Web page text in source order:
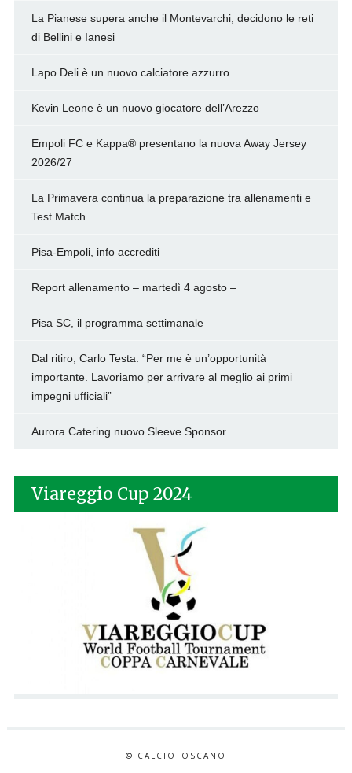
La Pianese supera anche il Montevarchi, decidono le reti
di Bellini e Ianesi
Lapo Deli è un nuovo calciatore azzurro
Kevin Leone è un nuovo giocatore dell’Arezzo
Empoli FC e Kappa® presentano la nuova Away Jersey
2026/27
La Primavera continua la preparazione tra allenamenti e
Test Match
Pisa-Empoli, info accrediti
Report allenamento – martedì 4 agosto –
Pisa SC, il programma settimanale
Dal ritiro, Carlo Testa: “Per me è un’opportunità
importante. Lavoriamo per arrivare al meglio ai primi
impegni ufficiali”
Aurora Catering nuovo Sleeve Sponsor
Viareggio Cup 2024
© CALCIOTOSCANO